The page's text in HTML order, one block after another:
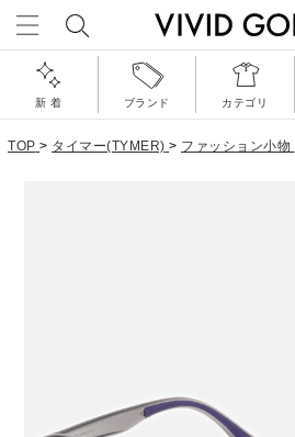
新 着 ブランド カテゴリ
TOP > タイマー(TYMER) > ファッション小物